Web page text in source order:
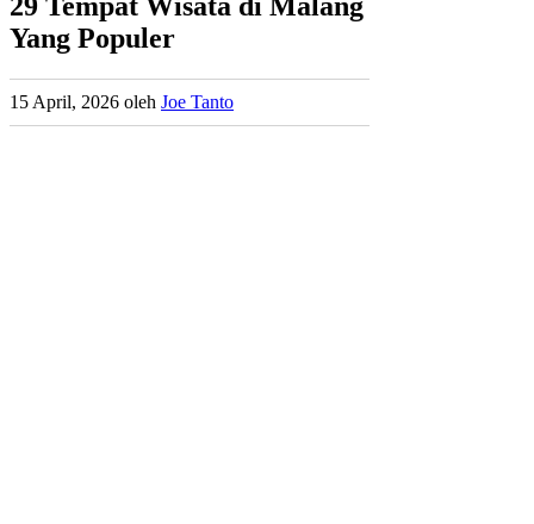
29 Tempat Wisata di Malang
Yang Populer
15 April, 2026 oleh Joe Tanto